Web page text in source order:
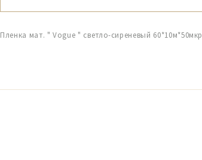
Пленка мат. " Vogue " светло-сиреневый 60*10м*50мкр